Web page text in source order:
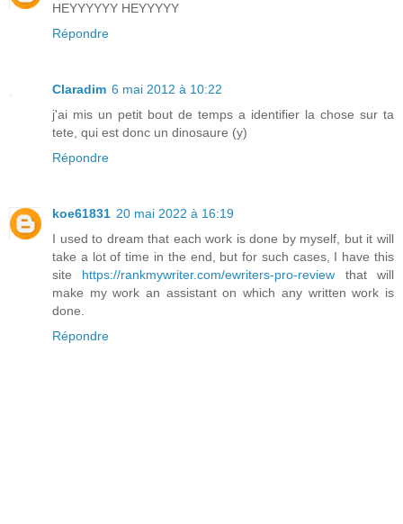
HEYYYYYY HEYYYYY
Répondre
Claradim 6 mai 2012 à 10:22
j'ai mis un petit bout de temps a identifier la chose sur ta
tete, qui est donc un dinosaure (y)
Répondre
koe61831 20 mai 2022 à 16:19
I used to dream that each work is done by myself, but it will
take a lot of time in the end, but for such cases, I have this
site https://rankmywriter.com/ewriters-pro-review that will
make my work an assistant on which any written work is
done.
Répondre